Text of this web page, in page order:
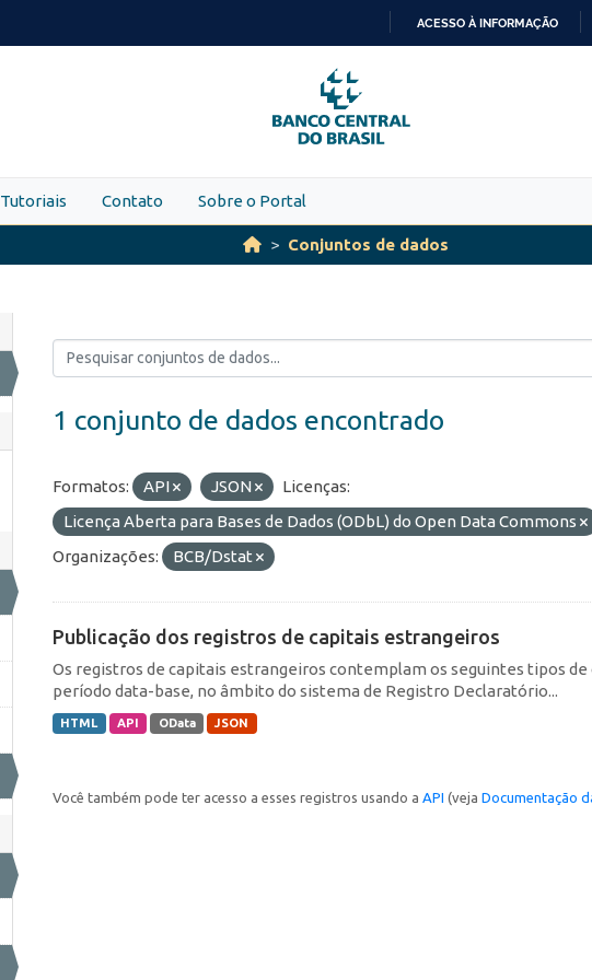
PARA
O
CONTEÚDO
ACESSO À INFORMAÇÃO
Tutoriais Contato Sobre o Portal
Conjuntos de dados
1 conjunto de dados encontrado
Formatos: API JSON
Licenças:
Licença Aberta para Bases de Dados (ODbL) do Open Data Commons
Organizações:
BCB/Dstat
Publicação dos registros de capitais estrangeiros
Os registros de capitais estrangeiros contemplam os seguintes tipos de
período data-base, no âmbito do sistema de Registro Declaratório...
HTML API OData JSON
Você também pode ter acesso a esses registros usando a API (veja Documentação